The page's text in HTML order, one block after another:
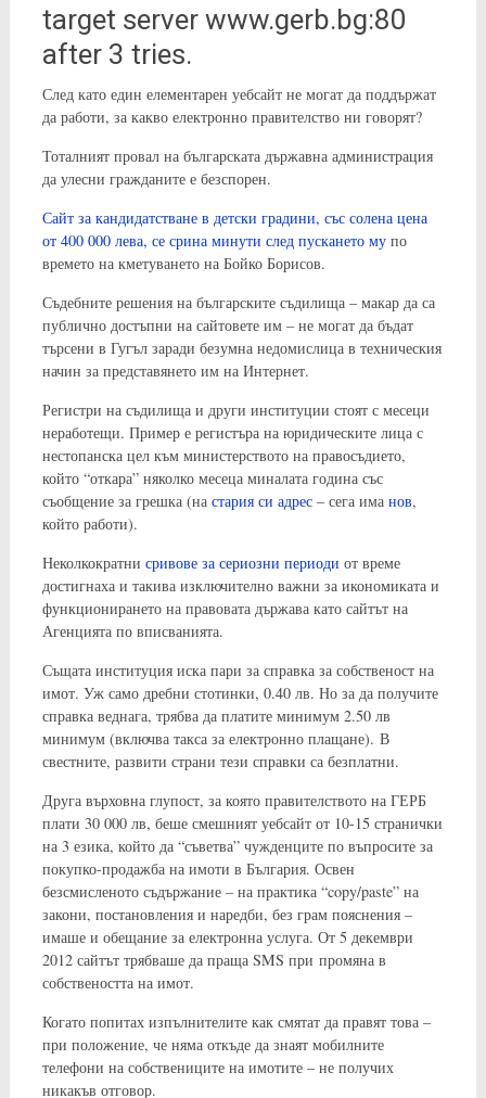
target server www.gerb.bg:80
after 3 tries.
След като един елементарен уебсайт не могат да поддържат
да работи, за какво електронно правителство ни говорят?
Тоталният провал на българската държавна администрация
да улесни гражданите е безспорен.
Сайт за кандидатстване в детски градини, със солена цена
от 400 000 лева, се срина минути след пускането мупо
времето на кметуването на Бойко Борисов.
Съдебните решения на българските съдилища – макар да са
публично достъпни на сайтовете им – не могат да бъдат
търсени в Гугъл заради безумна недомислица в техническия
начин за представянето им на Интернет.
Регистри на съдилища и други институции стоят с месеци
неработещи. Пример е регистъра на юридическите лица с
нестопанска цел към министерството на правосъдието,
който “откара” няколко месеца миналата година със
съобщение за грешка (на стария си адрес– сега има нов,
който работи).
Неколкократни сривове за сериозни периоди от време
достигнаха и такива изключително важни за икономиката и
функционирането на правовата държава като сайтът на
Агенцията по вписванията.
Същата институция иска пари за справка за собственост на
имот. Уж само дребни стотинки, 0.40 лв. Но за да получите
справка веднага, трябва да платите минимум 2.50 лв
минимум (включва такса за електронно плащане). В
свестните, развити страни тези справки са безплатни.
Друга върховна глупост, за която правителството на ГЕРБ
плати 30 000 лв, беше смешният уебсайт от 10-15 странички
на 3 езика, който да “съветва” чужденците по въпросите за
покупко-продажба на имоти в България. Освен
безсмисленото съдържание – на практика “copy/paste” на
закони, постановления и наредби, без грам пояснения –
имаше и обещание за електронна услуга. От 5 декември
2012 сайтът трябваше да праща SMS при промяна в
собствеността на имот.
Когато попитах изпълнителите как смятат да правят това –
при положение, че няма откъде да знаят мобилните
телефони на собствениците на имотите – не получих
никакъв отговор.